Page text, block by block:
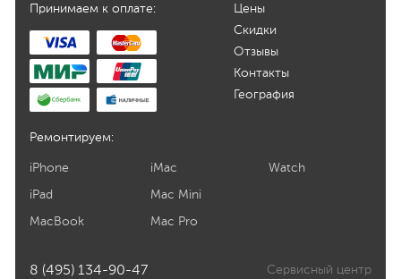
Принимаем к оплате:
Цены
Скидки
Отзывы
Контакты
География
Ремонтируем:
iPhone
iPad
MacBook
iMac
Mac Mini
Mac Pro
Watch
8 (495) 134-90-47
Сервисный центр